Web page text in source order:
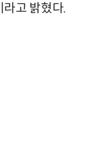
라고 밝혔다.